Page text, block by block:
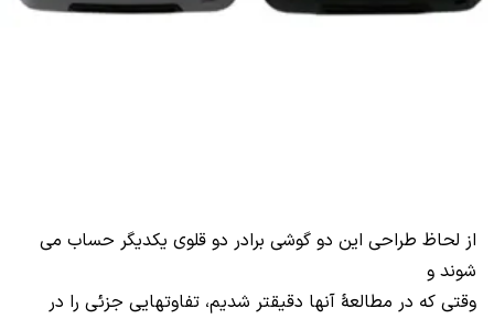
از لحاظ طراحی این دو گوشی برادر دو قلوی یکدیگر حساب می
شوند و
وقتی که در مطالعۀ آنها دقیقتر شدیم، تفاوتهایی جزئی را در